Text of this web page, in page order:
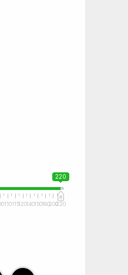
220
110115120140150180200220